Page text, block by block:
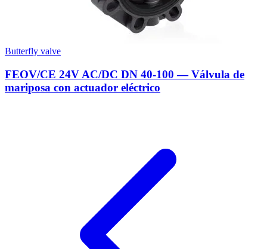
Butterfly valve
FEOV/CE 24V AC/DC DN 40-100 — Válvula de
mariposa con actuador eléctrico